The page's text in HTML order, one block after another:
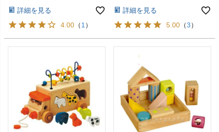
詳細を見る
4.00 （1 ）
詳細を見る
5.00 （3）